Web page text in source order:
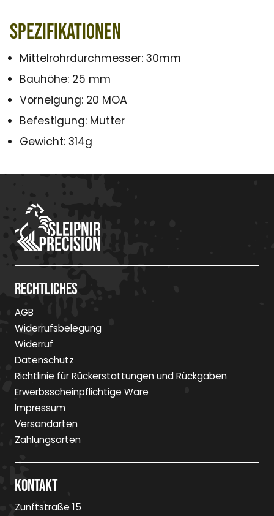
Spezifikationen
Mittelrohrdurchmesser: 30mm
Bauhöhe: 25 mm
Vorneigung: 20 MOA
Befestigung: Mutter
Gewicht: 314g
Rechtliches
AGB
Widerrufsbelegung
Widerruf
Datenschutz
Richtlinie für Rückerstattungen und Rückgaben
Erwerbsscheinpflichtige Ware
Impressum
Versandarten
Zahlungsarten
Kontakt
Zunftstraße 15